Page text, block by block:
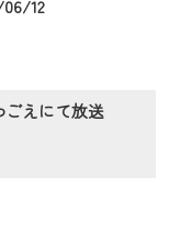
06/12
ごえにて放送
まいの地域
から、いつ
！